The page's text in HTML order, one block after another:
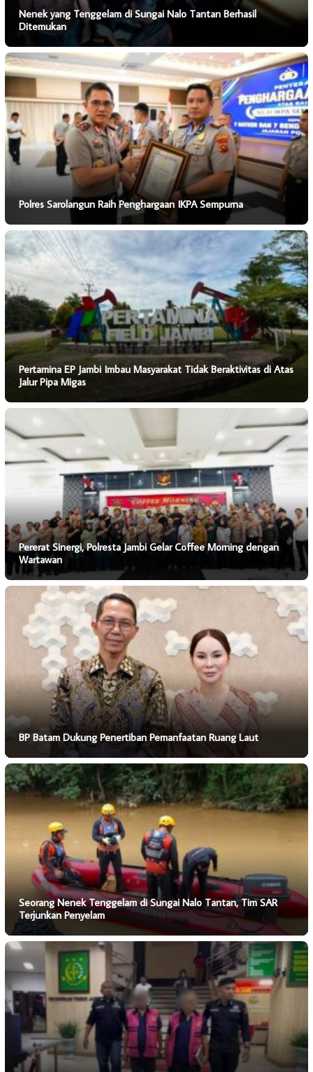
Nenek yang Tenggelam di Sungai Nalo Tantan Berhasil
Ditemukan
Polres Sarolangun Raih Penghargaan IKPA Sempurna
Pertamina EP Jambi Imbau Masyarakat Tidak Beraktivitas di Atas
Jalur Pipa Migas
Pererat Sinergi, Polresta Jambi Gelar Coffee Morning dengan
Wartawan
BP Batam Dukung Penertiban Pemanfaatan Ruang Laut
Seorang Nenek Tenggelam di Sungai Nalo Tantan, Tim SAR
Terjunkan Penyelam